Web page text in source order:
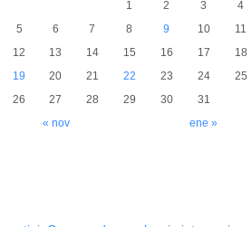
« nov ene »
1 2 3
4
5
6 7 8 9 10
11
12
13 14 15 16 17
18
19
20 21 22 23 24
25
26
27 28 29 30 31